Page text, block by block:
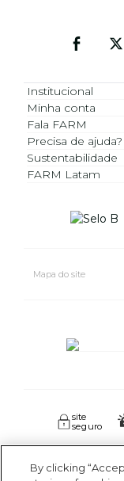
Institucional
Minha conta
Fala FARM
Precisa de ajuda?
Sustentabilidade
FARM Latam
FARM RIO CIDADE
Mapa do site
site
seguro
By clicking